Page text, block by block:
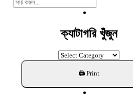
For:
ক্যাটাগরি খুঁজুন
ক্যাটাগরি
খুঁজুন